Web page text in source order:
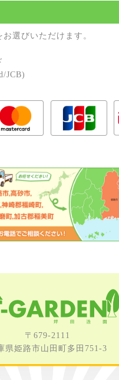
選びいただけます。
JCB)
〒679-2111
県姫路市⼭⽥町多⽥751-3